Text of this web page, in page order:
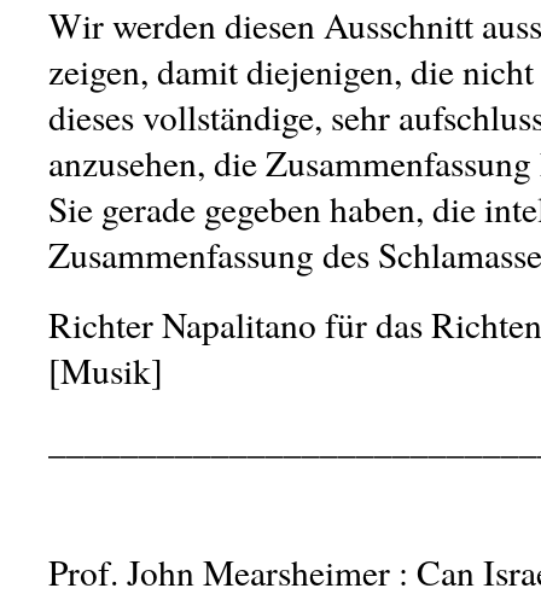
Wir werden diesen Ausschnitt
zeigen, damit diejenigen, die
dieses vollständige, sehr
anzusehen, die
Sie gerade gegeben haben, die
Zusammenfassung des
Richter Napalitano für das
[Musik]
Prof. John Mearsheimer : Can